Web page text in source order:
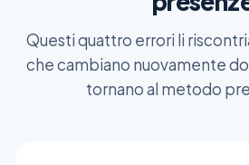
Questi quattro errori li
che cambiano nuovamente
tornano al metodo